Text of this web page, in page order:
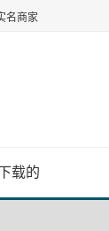
名商家
载的